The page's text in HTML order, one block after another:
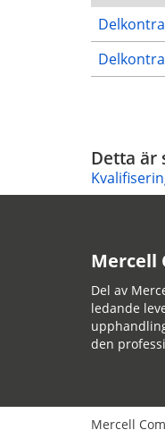
Detta är
Mercell
Del av
ledande
den
Mercell